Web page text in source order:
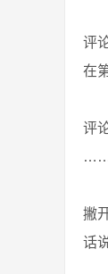
评
在
评
撇
话